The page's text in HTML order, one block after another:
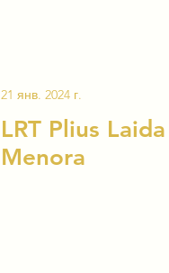
21 янв. 2024 г.
LRT Plius Laida
Menora